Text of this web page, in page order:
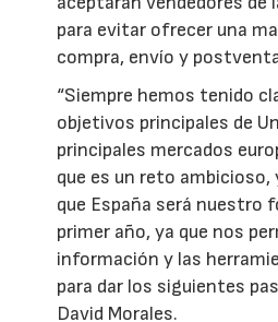
para evitar ofrecer una
compra, envío y
“Siempre hemos tenido
objetivos principales de
principales mercados
que es un reto ambicioso,
que España será nuestro
primer año, ya que nos
información y las
para dar los siguientes
David Morales.